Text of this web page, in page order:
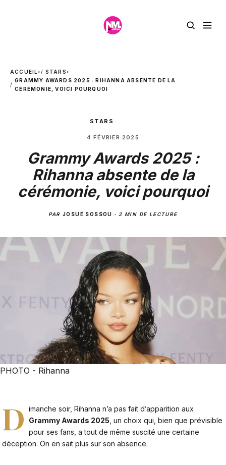
ACCUEIL› STARS›
GRAMMY AWARDS 2025 : RIHANNA ABSENTE DE LA
CÉRÉMONIE, VOICI POURQUOI
STARS
4 FÉVRIER 2025
Grammy Awards 2025 :
Rihanna absente de la
cérémonie, voici pourquoi
PARJOSUÉ SOSSOU · 2 MIN DE LECTURE
PHOTO - Rihanna
D imanche soir, Rihanna n’a pas fait d’apparition aux
Grammy Awards 2025 , un choix qui, bien que prévisible
pour ses fans, a tout de même suscité une certaine
déception. On en sait plus sur son absence.